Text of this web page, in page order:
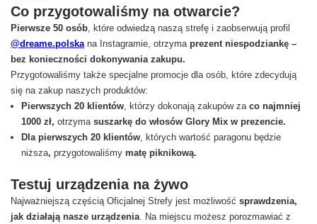
Co przygotowaliśmy na otwarcie?
Pierwsze 50 osób, które odwiedzą naszą strefę i zaobserwują profil
@dreame.polskana Instagramie, otrzyma prezent niespodziankę –
bez konieczności dokonywania zakupu.
Przygotowaliśmy także specjalne promocje dla osób, które zdecydują
się na zakup naszych produktów:
Pierwszych 20 klientów, którzy dokonają zakupów za co najmniej
1000 zł, otrzymasuszarkę do włosów Glory Mix w prezencie.
Dla pierwszych 20 klientów, których wartość paragonu będzie
niższa, przygotowaliśmy matę piknikową.
Testuj urządzenia na żywo
Najważniejszą częścią Oficjalnej Strefy jest możliwość sprawdzenia,
jak działają nasze urządzenia. Na miejscu możesz porozmawiać z